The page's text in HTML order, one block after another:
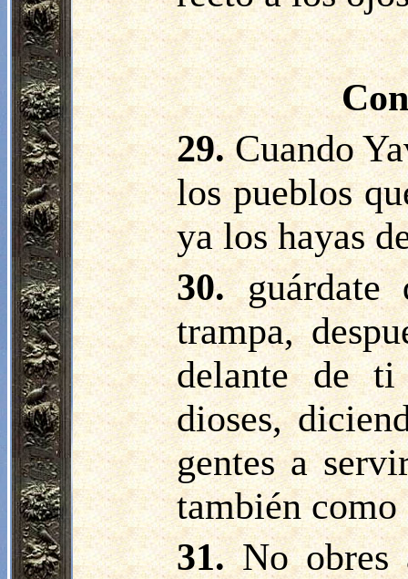
29.Cuando
los pueblos
ya los hayas
30.
trampa,
delante de
dioses,
gentes a
también
31.No obres